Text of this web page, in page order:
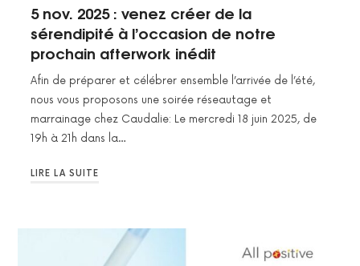
5 nov. 2025 : venez créer de la
sérendipité à l’occasion de notre
prochain afterwork inédit
Afin de préparer et célébrer ensemble l’arrivée de l’été,
nous vous proposons une soirée réseautage et
marrainage chez Caudalie: Le mercredi 18 juin 2025, de
19h à 21h dans la…
LIRE LA SUITE